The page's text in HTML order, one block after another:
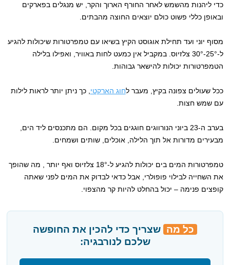
כדי ליהנות מהשמש לאחר החורף הארוך והקר, יש מנגלים בפארקים
ובאופן כללי פשוט כולם יוצאים החוצה מהבתים.
מסוף יוני ועד תחילת אוגוסט הקיץ בשיאו עם טמפרטורות שיכולות להגיע
ל-25°-30° צלזיוס. במקביל אין כמעט לחות באוויר, ואפילו בלילה
הטמפרטורות יכולות להישאר גבוהות.
ככל שעולים צפונה בקיץ, מעבר לחוג הארקטי , כך ניתן יותר לראות לילות
עם שמש חצות.
בערב ה-23 ביוני הנורווגים חוגגים בכל מקום. הם מתכנסים ליד הים,
מבעירים מדורות אל תוך הלילה, אוכלים, שותים ושמחים.
טמפרטורות המים בים יכולות להגיע ל-18° צלזיוס ואף יותר , מה שהופך
את השחייה לבילוי פופולרי, אבל כדאי לבדוק את המים לפני שאתה
קופצים פנימה – יכול בהחלט להיות קר מהצפוי.
כל מה שצריך כדי להכין את החופשה
שלכם לנורבגיה: